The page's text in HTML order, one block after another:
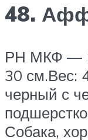
48.
РН МКФ —
30 см.Вес:
черный с
Собака,